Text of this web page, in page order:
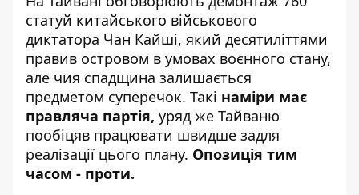
статуй китайського військового
диктатора Чан Кайші, який десятиліттями
правив островом в умовах воєнного стану,
але чия спадщина залишається
предметом суперечок. Такі наміри має
правляча партія, уряд же Тайваню
пообіцяв працювати швидше задля
реалізації цього плану. Опозиція тим
часом - проти.